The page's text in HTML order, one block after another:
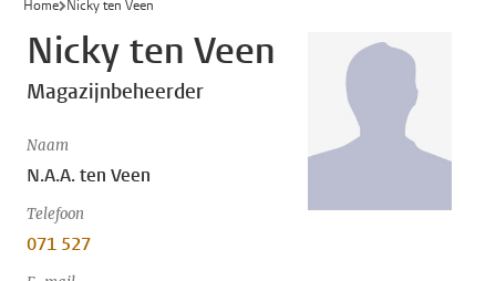
Home Nicky ten Veen
Nicky ten Veen
Magazijnbeheerder
Naam
N.A.A. ten Veen
Telefoon
071 527